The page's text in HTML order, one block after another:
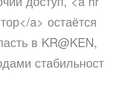
a> остаётся
в KR@KEN,
стабильност